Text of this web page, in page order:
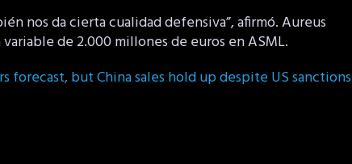
nos da cierta cualidad defensiva”, afirmó. Aureus
de 2.000 millones de euros en ASML.
forecast, but China sales hold up despite US sanctions